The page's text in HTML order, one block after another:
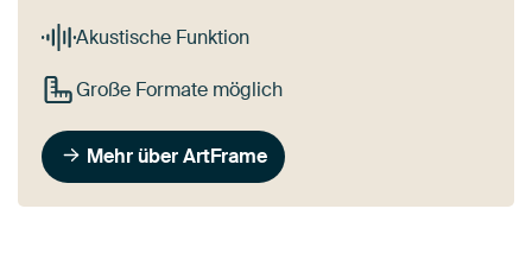
Akustische Funktion
Große Formate möglich
Mehr über ArtFrame